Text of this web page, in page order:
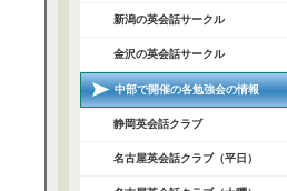
新潟の英会話サークル
金沢の英会話サークル
中部で開催の各勉強会の情報
静岡英会話クラブ
名古屋英会話クラブ（平日）